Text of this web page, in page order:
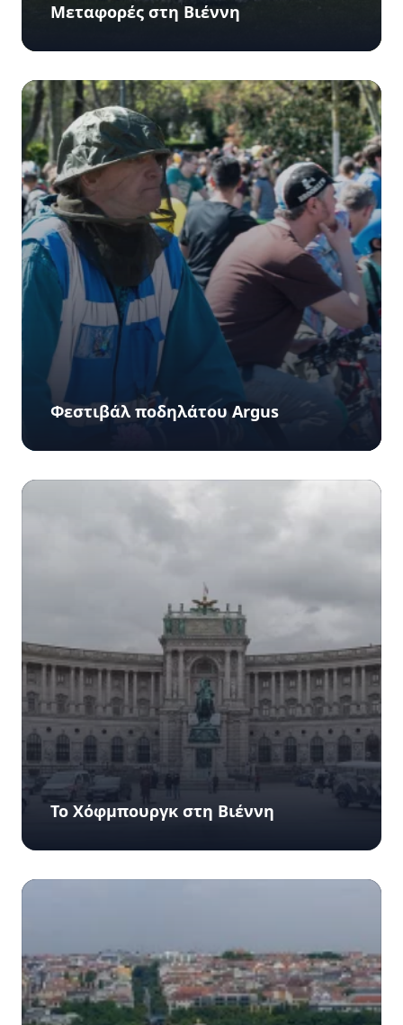
Mεταφορές στη Βιέννη
Φεστιβάλ ποδηλάτου Argus
Το Χόφμπουργκ στη Βιέννη